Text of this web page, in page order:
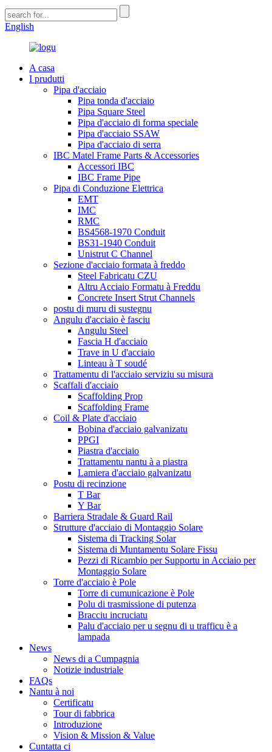
English
A casa
I prudutti
Pipa d'acciaio
Pipa tonda d'acciaio
Pipa Square Steel
Pipa d'acciaio di forma speciale
Pipa d'acciaio SSAW
Pipa d'acciaio di serra
IBC Matel Frame Parts & Accessories
Accessori IBC
IBC Frame Pipe
Pipa di Conduzione Elettrica
EMT
IMC
RMC
BS4568-1970 Conduit
BS31-1940 Conduit
Unistrut C Channel
Sezione d'acciaio formata à freddo
Steel Fabricatu CZU
Altru Acciaio Formatu à Freddu
Concrete Insert Strut Channels
postu di muru di sustegnu
Angulu d'acciaio è fasciu
Angulu Steel
Fascia H d'acciaio
Trave in U d'acciaio
Linteau à T soudé
Trattamentu di l'acciaio serviziu su misura
Scaffali d'acciaio
Scaffolding Prop
Scaffolding Frame
Coil & Plate d'acciaio
Bobina d'acciaio galvanizatu
PPGI
Piastra d'acciaio
Trattamentu nantu à a piastra
Lamiera d'acciaio galvanizatu
Postu di recinzione
T Bar
Y Bar
Barriera Stradale & Guard Rail
Strutture d'acciaio di Montaggio Solare
Sistema di Tracking Solar
Sistema di Muntamentu Solare Fissu
Pezzi di Ricambio per Supportu in Acciaio per
Montaggio Solare
Torre d'acciaio è Pole
Torre di cumunicazione è Pole
Polu di trasmissione di putenza
Bracciu incruciatu
Palu d'acciaio per u segnu di u trafficu è a
lampada
News
News di a Cumpagnia
Notizie industriale
FAQs
Nantu à noi
Certificatu
Tour di fabbrica
Introduzione
Vision & Mission & Value
Cuntatta ci